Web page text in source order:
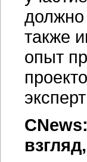
должно
также
опыт